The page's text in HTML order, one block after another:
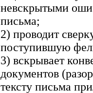
невскрытыми
письма;
2) проводит
поступившую
3) вскрывает
документов
тексту письма